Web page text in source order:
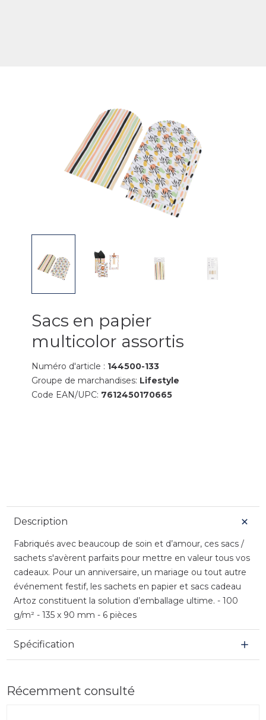
Sacs en papier
multicolor assortis
Numéro d'article : 144500-133
Groupe de marchandises: Lifestyle
Code EAN/UPC: 7612450170665
Description
Fabriqués avec beaucoup de soin et d’amour, ces sacs /
sachets s'avèrent parfaits pour mettre en valeur tous vos
cadeaux. Pour un anniversaire, un mariage ou tout autre
événement festif, les sachets en papier et sacs cadeau
Artoz constituent la solution d’emballage ultime. - 100
g/m² - 135 x 90 mm - 6 pièces
Spécification
Récemment consulté